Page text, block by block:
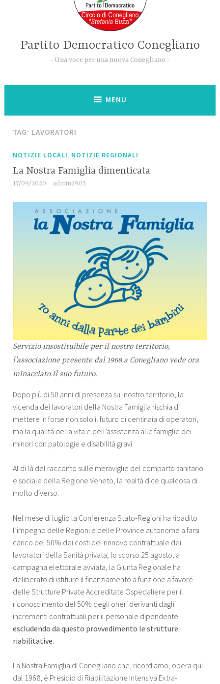
Partito Democratico Conegliano
Una voce per una nuova Conegliano
MENU
TAG: LAVORATORI
NOTIZIE LOCALI, NOTIZIE REGIONALI
La Nostra Famiglia dimenticata
17/09/2020 admin2905
Servizio insostituibile per il nostro territorio,
l’associazione presente dal 1968 a Conegliano vede ora
minacciato il suo futuro.
Dopo più di 50 anni di presenza sul nostro territorio, la
vicenda dei lavoratori della Nostra Famiglia rischia di
mettere in forse non solo il futuro di centinaia di operatori,
ma la qualità della vita e dell’assistenza alle famiglie dei
minori con patologie e disabilità gravi.
Al di là del racconto sulle meraviglie del comparto sanitario
e sociale della Regione Veneto, la realtà dice qualcosa di
molto diverso.
Nel mese di luglio la Conferenza Stato-Regioni ha ribadito
l’impegno delle Regioni e delle Province autonome a farsi
carico del 50% dei costi del rinnovo contrattuale dei
lavoratori della Sanità privata; lo scorso 25 agosto, a
campagna elettorale avviata, la Giunta Regionale ha
deliberato di istituire il finanziamento a funzione a favore
delle Strutture Private Accreditate Ospedaliere per il
riconoscimento del 50% degli oneri derivanti dagli
incrementi contrattuali per il personale dipendente
escludendo da questo provvedimento le strutture
riabilitative.
La Nostra Famiglia di Conegliano che, ricordiamo, opera qui
dal 1968, è Presidio di Riabilitazione Intensiva Extra-